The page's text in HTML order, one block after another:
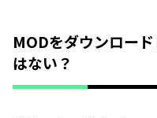
MODをダウンロー
はない？